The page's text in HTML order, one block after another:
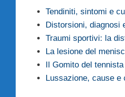
Tendiniti, sintomi e
Distorsioni, diagnosi
Traumi sportivi: la
La lesione del
Il Gomito del tennista
Lussazione, cause e